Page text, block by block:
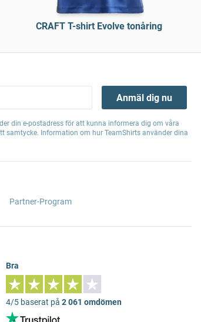
CRAFT T-shirt Evolve tonåring
Anmäl dig nu
din e-postadress för att kunna informera dig om våra
samtycke. Information om hur TeamShirts använder dina
Partner-Program
Bra
4/5 baserat på 2 061 omdömen